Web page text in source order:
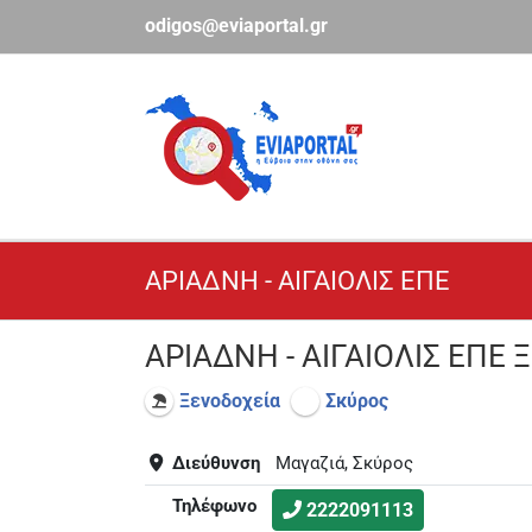
περιεχόμενο
odigos@eviaportal.gr
ΑΡΙΑΔΝΗ - ΑΙΓΑΙΟΛΙΣ ΕΠΕ
ΑΡΙΑΔΝΗ - ΑΙΓΑΙΟΛΙΣ ΕΠΕ
Ξενοδοχεία Σκύρος
Διεύθυνση
Μαγαζιά, Σκύρος
Τηλέφωνο
2222091113